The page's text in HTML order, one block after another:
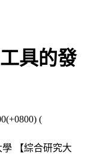
具​的發
(
【綜合研究大